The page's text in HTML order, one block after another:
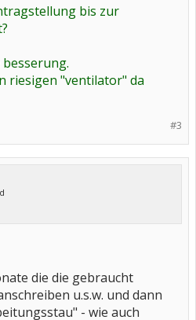
bis zur
riesigen "ventilator" da
#3
die die gebraucht
u.s.w. und dann
- wie auch